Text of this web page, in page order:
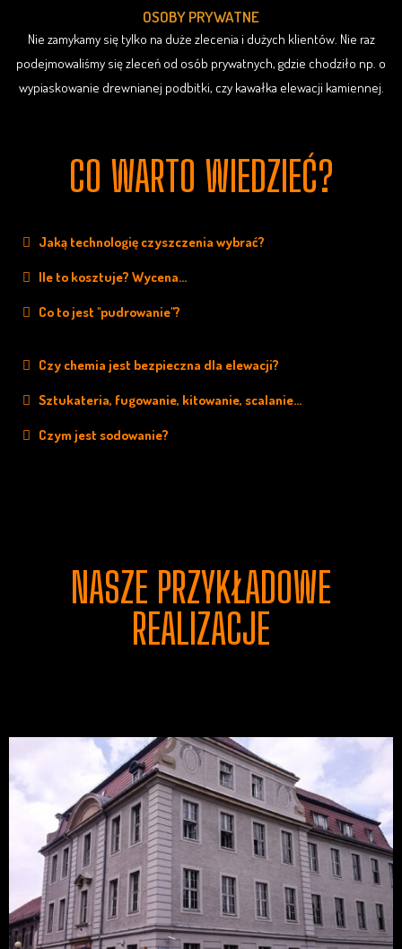
OSOBY PRYWATNE
Nie zamykamy się tylko na duże zlecenia i dużych klientów. Nie raz
podejmowaliśmy się zleceń od osób prywatnych, gdzie chodziło np. o
wypiaskowanie drewnianej podbitki, czy kawałka elewacji kamiennej.
CO WARTO WIEDZIEĆ?
Jaką technologię czyszczenia wybrać?
Ile to kosztuje? Wycena...
Co to jest "pudrowanie"?
Czy chemia jest bezpieczna dla elewacji?
Sztukateria, fugowanie, kitowanie, scalanie...
Czym jest sodowanie?
NASZE PRZYKŁADOWE
REALIZACJE